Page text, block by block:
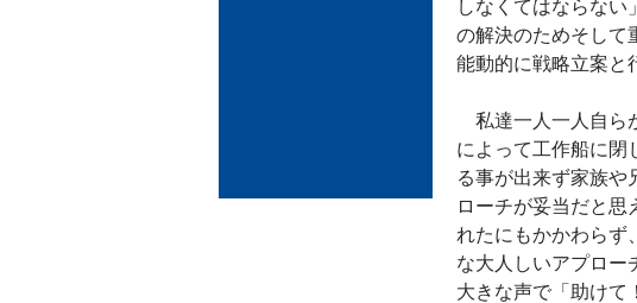
しなくてはならない
の解決のためそして
能動的に戦略立案と
私達一人一人自ら
によって工作船に閉
る事が出来ず家族や
ローチが妥当だと思
れたにもかかわらず
な大人しいアプロー
大きな声で「助けて